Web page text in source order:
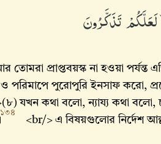
لَعَلَّكُمْ تَذَكَّرُونَ
তোমরা প্রাপ্তবয়স্ক না হওয়া পর্যন্ত
পরিমাপে পুরোপুরি ইনসাফ করো,
যখন কথা বলো, ন্যায্য কথা বলো,
১৩৪
<br/> এ বিষয়গুলোর নির্দেশ